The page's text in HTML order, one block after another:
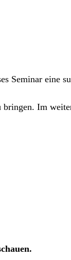
Seminar eine
bringen. Im